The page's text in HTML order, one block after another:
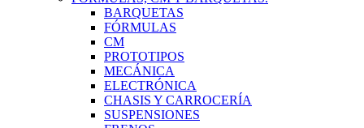
BARQUETAS
FÓRMULAS
CM
PROTOTIPOS
MECÁNICA
ELECTRÓNICA
CHASIS Y CARROCERÍA
SUSPENSIONES